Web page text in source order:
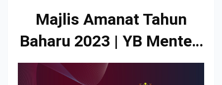
Majlis Amanat Tahun
Baharu 2023 | YB Menteri
Pendidikan Malaysia